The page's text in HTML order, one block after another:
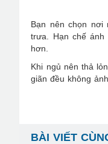
Bạn nên chọn nơi
trưa. Hạn chế
hơn.
Khi ngủ nên thả
giãn đều không
BÀI VIẾT